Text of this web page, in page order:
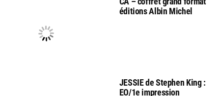
éditions Albin Michel
JESSIE de Stephen King :
EO/1e impression